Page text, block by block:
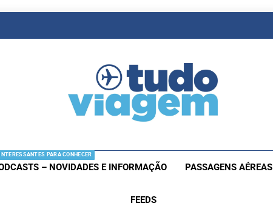
INTERESSANTES PARA CONHECER
– NOVIDADES E INFORMAÇÃO PASSAGENS AÉREAS
FEEDS